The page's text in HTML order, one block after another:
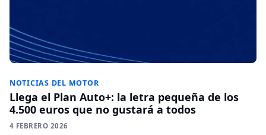
NOTICIAS DEL MOTOR
Llega el Plan Auto+: la letra pequeña de los
4.500 euros que no gustará a todos
4 FEBRERO 2026